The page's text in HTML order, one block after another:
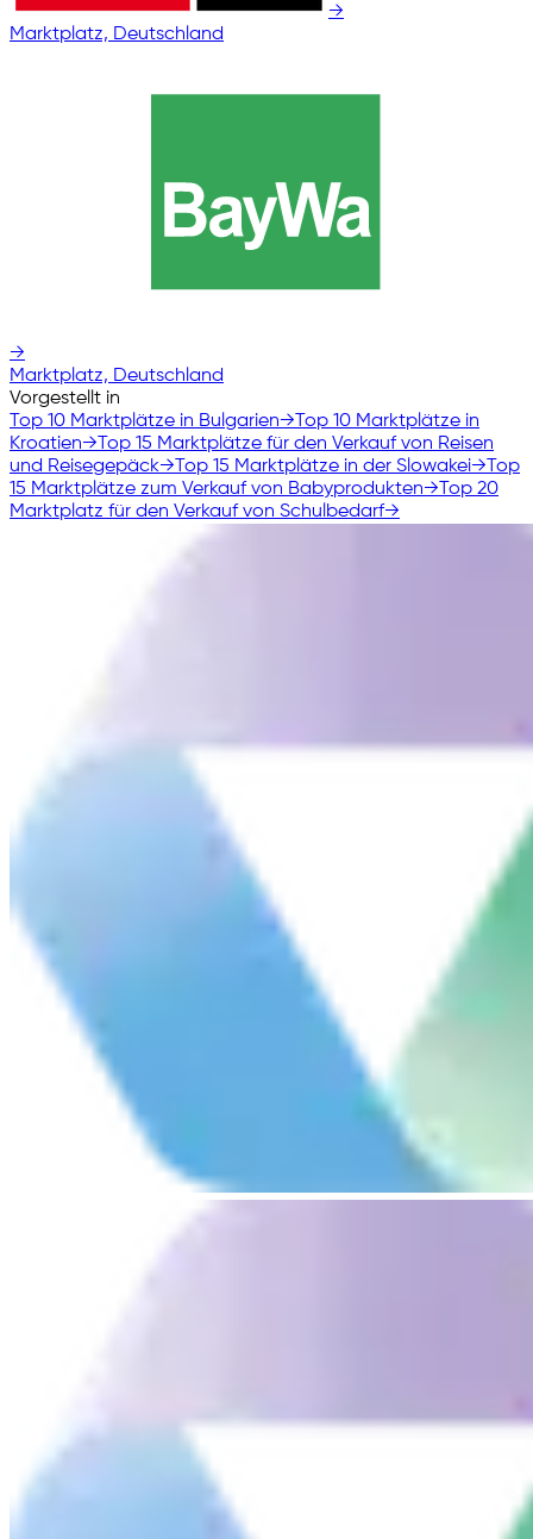
→
Marktplatz, Deutschland
→
Marktplatz, Deutschland
Vorgestellt in
Top 10 Marktplätze in Bulgarien→ Top 10 Marktplätze in
Kroatien→ Top 15 Marktplätze für den Verkauf von Reisen
und Reisegepäck→ Top 15 Marktplätze in der Slowakei→ Top
15 Marktplätze zum Verkauf von Babyprodukten→ Top 20
Marktplatz für den Verkauf von Schulbedarf→